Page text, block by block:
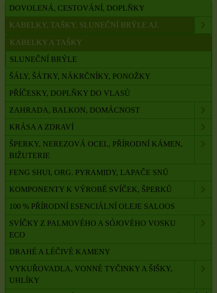
DOVOLENÁ, CESTOVÁNÍ, DOPLŇKY
KABELKY, TAŠKY, SLUNEČNÍ BRÝLE AJ.
KABELKY A TAŠKY
SLUNEČNÍ BRÝLE
ŠÁLY, ŠÁTKY, NÁKRČNÍKY, PONOŽKY
PŘÍČESKY, DOPLŇKY DO VLASŮ
ZAHRADA, BALKON, DOMÁCNOST
KRÁSA A ZDRAVÍ
ŠPERKY, NEREZOVÁ OCEL, PŘÍRODNÍ KÁMEN,
BIŽUTERIE
FENG SHUI, ORG. PYRAMIDY, LAPAČE SNŮ
KOMPONENTY K VÝROBĚ SVÍČEK, ŠPERKŮ
100 % PŘÍRODNÍ ESENCIÁLNÍ OLEJE SALOOS
SVÍČKY Z PALMOVÉHO A SÓJOVÉHO VOSKU
ECO
DRAHÉ A LÉČIVÉ KAMENY
VYKUŘOVADLA, VONNÉ TYČINKY A ŠIŠKY,
UHLÍKY